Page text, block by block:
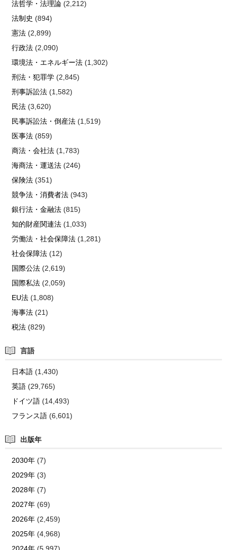
法哲学・法理論(2,212)
法制史 (894)
憲法(2,899)
行政法(2,090)
環境法・エネルギー法(1,302)
刑法・犯罪学(2,845)
刑事訴訟法(1,582)
民法(3,620)
民事訴訟法・倒産法(1,519)
医事法(859)
商法・会社法(1,783)
海商法・運送法(246)
保険法(351)
競争法・消費者法(943)
銀行法・金融法(815)
知的財産関連法(1,033)
労働法・社会保障法(1,281)
社会保障法(12)
国際公法(2,619)
国際私法(2,059)
EU法(1,808)
海事法(21)
税法(829)
言語
日本語(1,430)
英語(29,765)
ドイツ語(14,493)
フランス語(6,601)
出版年
2030年(7)
2029年(3)
2028年(7)
2027年(69)
2026年(2,459)
2025年(4,968)
2024年(5,997)